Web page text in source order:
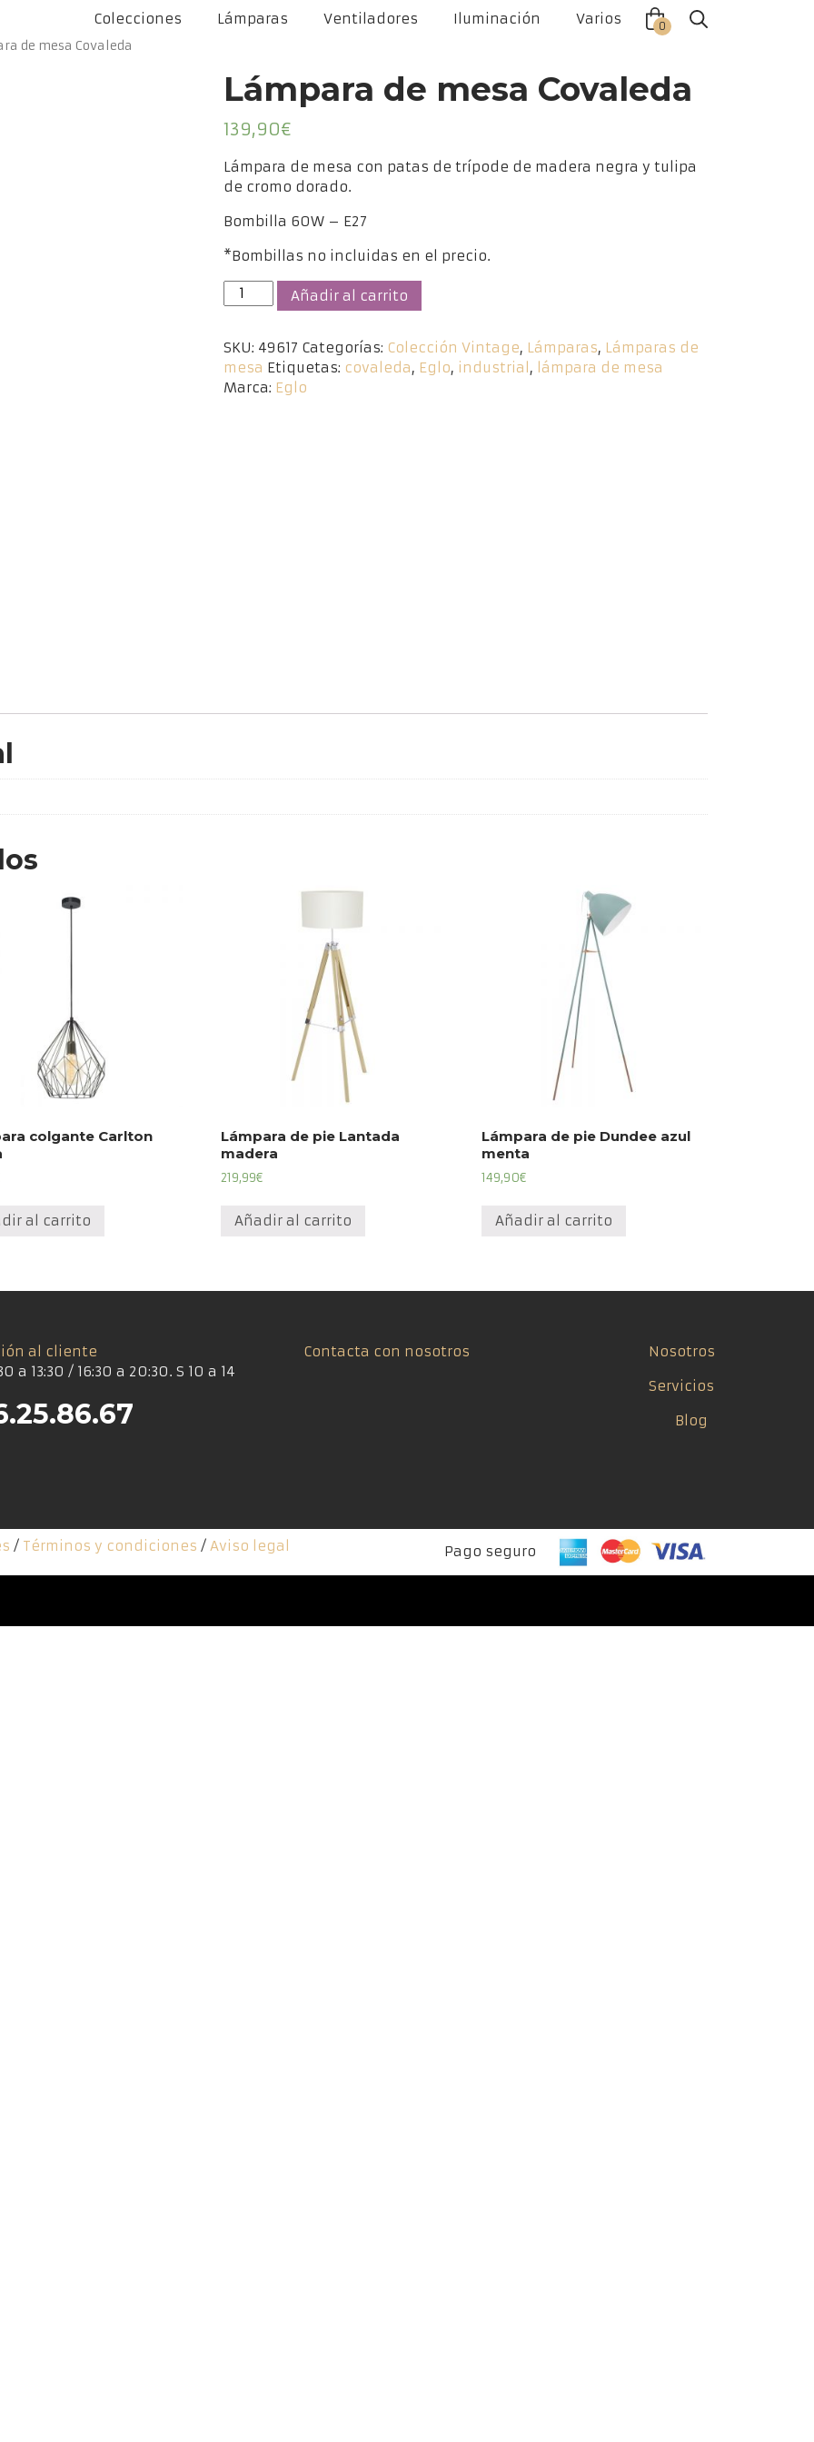
Colecciones Lámparas Ventiladores Iluminación Varios 0
de mesa Covaleda
Lámpara de mesa Covaleda
139,90€
Lámpara de mesa con patas de trípode de madera negra y tulipa
de cromo dorado.
Bombilla 60W – E27
*Bombillas no incluidas en el precio.
Lámpara
de
Covaleda
cantidad
Añadir al carrito
SKU: 49617 Categorías: Colección Vintage, Lámparas, Lámparas de
mesa Etiquetas: covaleda, Eglo, industrial , lámpara de mesa
Marca: Eglo
colgante Carlton
al carrito
Lámpara de pie Lantada
madera
219,99€
Añadir al carrito
Lámpara de pie Dundee azul
menta
149,90€
Añadir al carrito
al cliente
a 13:30 / 16:30 a 20:30. S 10 a 14
Contacta con nosotros
Nosotros
Servicios
Blog
/ Términos y condiciones / Aviso legal Pago seguro